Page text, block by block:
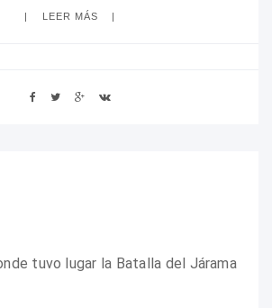
LEER MÁS